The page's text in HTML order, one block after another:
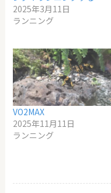
2025年3月11日
ランニング
VO2MAX
2025年11月11日
ランニング